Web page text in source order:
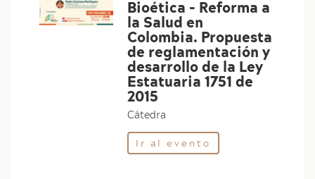
Bioética - Reforma a
la Salud en
Colombia. Propuesta
de reglamentación y
desarrollo de la Ley
Estatuaria 1751 de
2015
Cátedra
Ir al evento